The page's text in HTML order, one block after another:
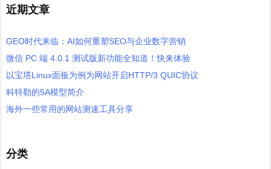
近期文章
GEO时代来临：AI如何重塑SEO与企业数字营销
微信 PC 端 4.0.1 测试版新功能全知道！快来体验
以宝塔Linux面板为例为网站开启HTTP/3 QUIC协议
科特勒的5A模型简介
海外一些常用的网站测速工具分享
分类